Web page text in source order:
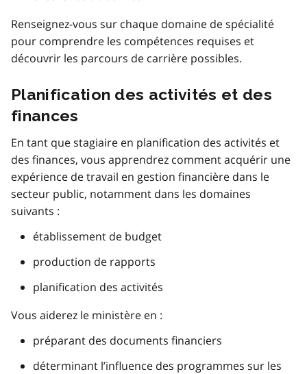
Renseignez-vous sur chaque domaine de spécialité
pour comprendre les compétences requises et
découvrir les parcours de carrière possibles.
Planification des activités et des
finances
En tant que stagiaire en planification des activités et
des finances, vous apprendrez comment acquérir une
expérience de travail en gestion financière dans le
secteur public, notamment dans les domaines
suivants :
établissement de budget
production de rapports
planification des activités
Vous aiderez le ministère en :
préparant des documents financiers
déterminant l’influence des programmes sur les